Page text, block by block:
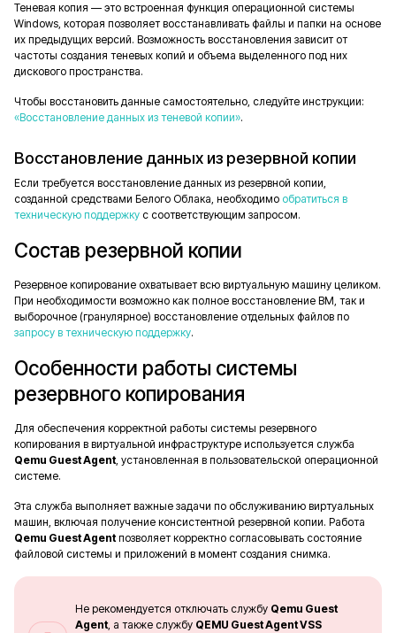
Теневая копия — это встроенная функция операционной системы
Windows, которая позволяет восстанавливать файлы и папки на основе
их предыдущих версий. Возможность восстановления зависит от
частоты создания теневых копий и объема выделенного под них
дискового пространства.
Чтобы восстановить данные самостоятельно, следуйте инструкции:
«Восстановление данных из теневой копии».
Восстановление данных из резервной копии
Если требуется восстановление данных из резервной копии,
созданной средствами Белого Облака, необходимо обратиться в
техническую поддержку с соответствующим запросом.
Состав резервной копии
Резервное копирование охватывает всю виртуальную машину целиком.
При необходимости возможно как полное восстановление ВМ, так и
выборочное (гранулярное) восстановление отдельных файлов по
запросу в техническую поддержку.
Особенности работы системы
резервного копирования
Для обеспечения корректной работы системы резервного
копирования в виртуальной инфраструктуре используется служба
Qemu Guest Agent, установленная в пользовательской операционной
системе.
Эта служба выполняет важные задачи по обслуживанию виртуальных
машин, включая получение консистентной резервной копии. Работа
Qemu Guest Agentпозволяет корректно согласовывать состояние
файловой системы и приложений в момент создания снимка.
Не рекомендуется отключать службу Qemu Guest
Agent, а также службу QEMU Guest Agent VSS